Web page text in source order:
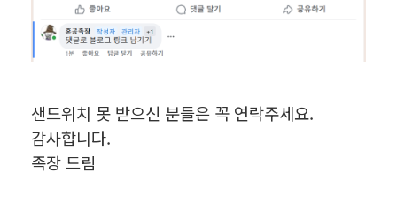
샌드위치 못 받으신 분들은 꼭 연락주세요.
감사합니다.
족장 드림